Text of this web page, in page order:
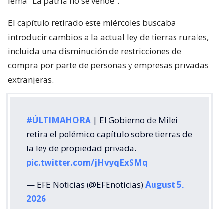
El capítulo retirado este miércoles buscaba
introducir cambios a la actual ley de tierras rurales,
incluida una disminución de restricciones de
compra por parte de personas y empresas privadas
extranjeras.
#ÚLTIMAHORA | El Gobierno de Milei
retira el polémico capítulo sobre tierras de
la ley de propiedad privada.
pic.twitter.com/jHvyqExSMq
— EFE Noticias (@EFEnoticias)August 5,
2026